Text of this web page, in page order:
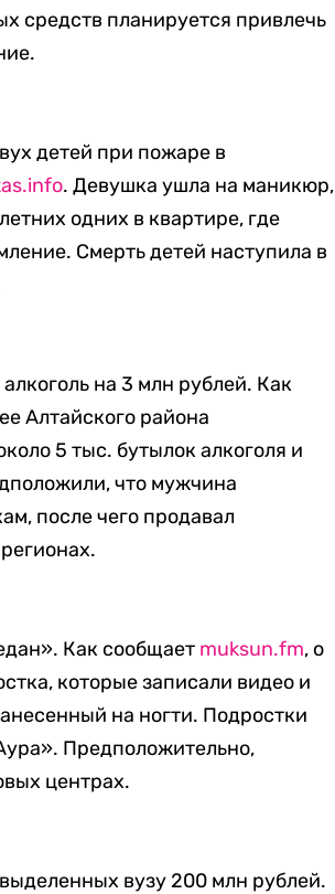
средств планируется привлечь
детей при пожаре в
. Девушка ушла на маникюр,
одних в квартире, где
Смерть детей наступила в
на 3 млн рублей. Как
Алтайского района
5 тыс. бутылок алкоголя и
что мужчина
после чего продавал
Как сообщает muksun.fm, о
которые записали видео и
на ногти. Подростки
Предположительно,
центрах.
вузу 200 млн рублей.